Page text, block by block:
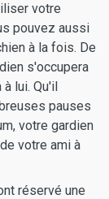
votre
pouvez aussi
à la fois. De
s'occupera
lui. Qu'il
pauses
votre gardien
votre ami à
réservé une